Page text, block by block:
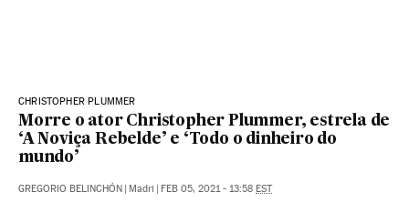
CHRISTOPHER PLUMMER
Morre o ator Christopher Plummer, estrela de
‘A Noviça Rebelde’ e ‘Todo o dinheiro do
mundo’
GREGORIO BELINCHÓN Madri FEB 05, 2021 - 13:58 EST